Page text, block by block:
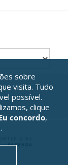
sobre
visita. Tudo
possível.
clique
concordo,